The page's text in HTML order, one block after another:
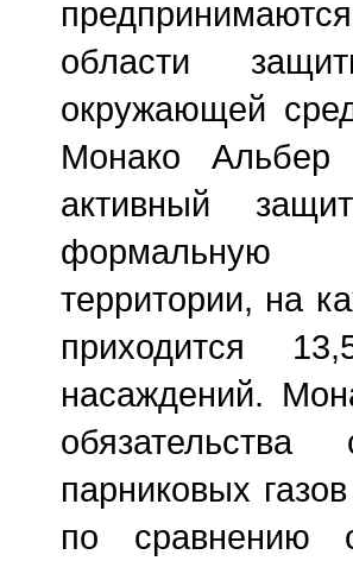
области
окружающей
Монако
активный
формальную
территории, на
приходится
насаждений.
парниковых
по